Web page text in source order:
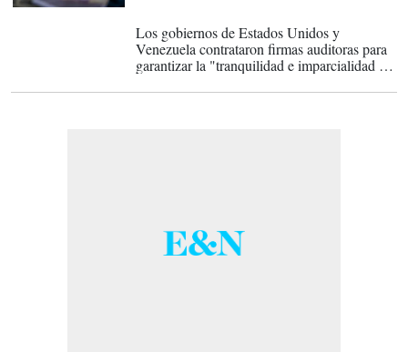
Los gobiernos de Estados Unidos y
Venezuela contrataron firmas auditoras para
garantizar la "tranquilidad e imparcialidad de
financieros del país suramericano, informó